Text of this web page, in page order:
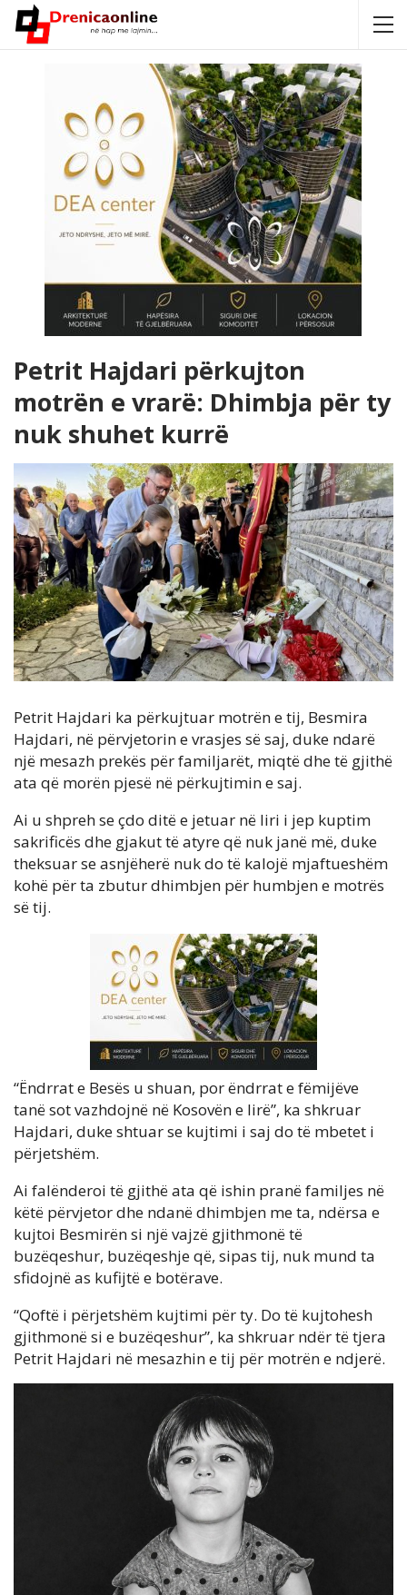
Petrit Hajdari përkujton
motrën e vrarë: Dhimbja për ty
nuk shuhet kurrë
Petrit Hajdari ka përkujtuar motrën e tij, Besmira
Hajdari, në përvjetorin e vrasjes së saj, duke ndarë
një mesazh prekës për familjarët, miqtë dhe të gjithë
ata që morën pjesë në përkujtimin e saj.
Ai u shpreh se çdo ditë e jetuar në liri i jep kuptim
sakrificës dhe gjakut të atyre që nuk janë më, duke
theksuar se asnjëherë nuk do të kalojë mjaftueshëm
kohë për ta zbutur dhimbjen për humbjen e motrës
së tij.
“Ëndrrat e Besës u shuan, por ëndrrat e fëmijëve
tanë sot vazhdojnë në Kosovën e lirë”, ka shkruar
Hajdari, duke shtuar se kujtimi i saj do të mbetet i
përjetshëm.
Ai falënderoi të gjithë ata që ishin pranë familjes në
këtë përvjetor dhe ndanë dhimbjen me ta, ndërsa e
kujtoi Besmirën si një vajzë gjithmonë të
buzëqeshur, buzëqeshje që, sipas tij, nuk mund ta
sfidojnë as kufijtë e botërave.
“Qoftë i përjetshëm kujtimi për ty. Do të kujtohesh
gjithmonë si e buzëqeshur”, ka shkruar ndër të tjera
Petrit Hajdari në mesazhin e tij për motrën e ndjerë.